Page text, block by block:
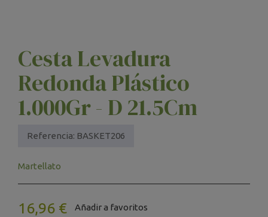
Cesta Levadura
Redonda Plástico
1.000Gr - D 21.5Cm
Referencia: BASKET206
Martellato
16,96 € Añadir a favoritos